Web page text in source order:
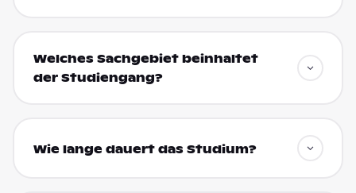
Welches Sachgebiet beinhaltet
der Studiengang?
Wie lange dauert das Studium?